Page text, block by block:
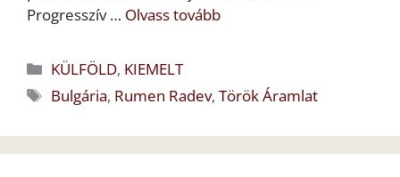
Progresszív … Olvass tovább
Kategória
KÜLFÖLD, KIEMELT
Címkék
Bulgária, Rumen Radev,Török Áramlat